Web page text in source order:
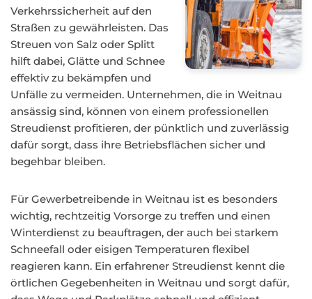
Verkehrssicherheit auf den
Straßen zu gewährleisten. Das
Streuen von Salz oder Splitt
hilft dabei, Glätte und Schnee
effektiv zu bekämpfen und
Unfälle zu vermeiden. Unternehmen, die in Weitnau
ansässig sind, können von einem professionellen
Streudienst profitieren, der pünktlich und zuverlässig
dafür sorgt, dass ihre Betriebsflächen sicher und
begehbar bleiben.
Für Gewerbetreibende in Weitnau ist es besonders
wichtig, rechtzeitig Vorsorge zu treffen und einen
Winterdienst zu beauftragen, der auch bei starkem
Schneefall oder eisigen Temperaturen flexibel
reagieren kann. Ein erfahrener Streudienst kennt die
örtlichen Gegebenheiten in Weitnau und sorgt dafür,